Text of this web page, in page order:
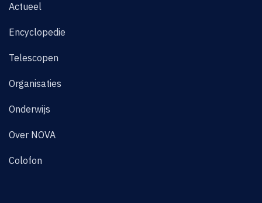
Actueel
Encyclopedie
Telescopen
Organisaties
Onderwijs
Over NOVA
Colofon